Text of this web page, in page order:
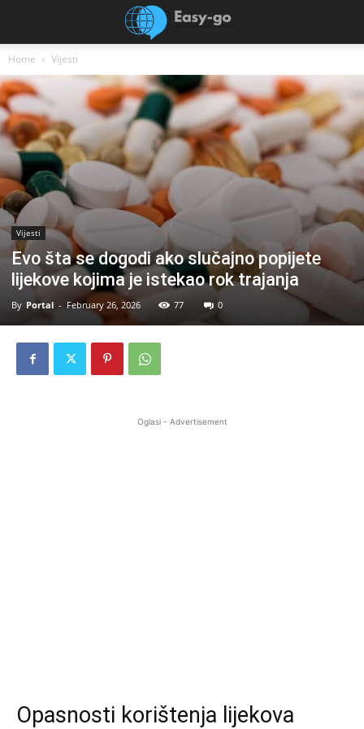
Home Vijesti
Vijesti
Evo šta se dogodi ako slučajno popijete
lijekove kojima je istekao rok trajanja
By Portal - February 26, 2026 77 0
Oglasi - Advertisement
Opasnosti korištenja lijekova